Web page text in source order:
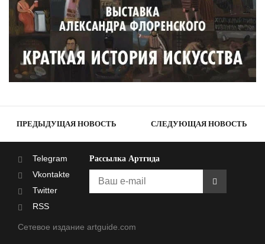
ПРЕДЫДУЩАЯ НОВОСТЬ СЛЕДУЮЩАЯ НОВОСТЬ
Telegram
Vkontakte
Twitter
RSS
Рассылка Артгида
Сетевое издание artguide.com